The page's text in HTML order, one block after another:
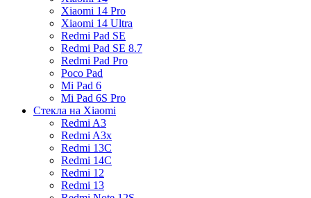
Xiaomi 14 Pro
Xiaomi 14 Ultra
Redmi Pad SE
Redmi Pad SE 8.7
Redmi Pad Pro
Poco Pad
Mi Pad 6
Mi Pad 6S Pro
Стекла на Xiaomi
Redmi A3
Redmi A3x
Redmi 13C
Redmi 14C
Redmi 12
Redmi 13